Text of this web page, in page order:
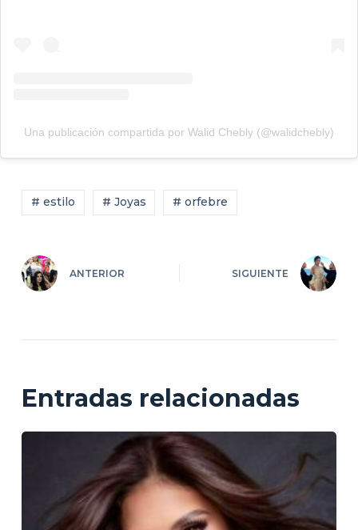
Una publicación compartida por Walid Chebly (@walidchebly)
# estilo # Joyas # orfebre
ANTERIOR SIGUIENTE
Entradas relacionadas